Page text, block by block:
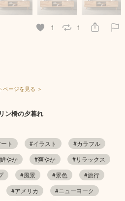
1 1
ページを見る ＞
ン橋の夕暮れ
ト #イラスト
#カラフル
やか #爽やか
#リラックス
#風景 #景色
#旅行
#アメリカ
#ニューヨーク